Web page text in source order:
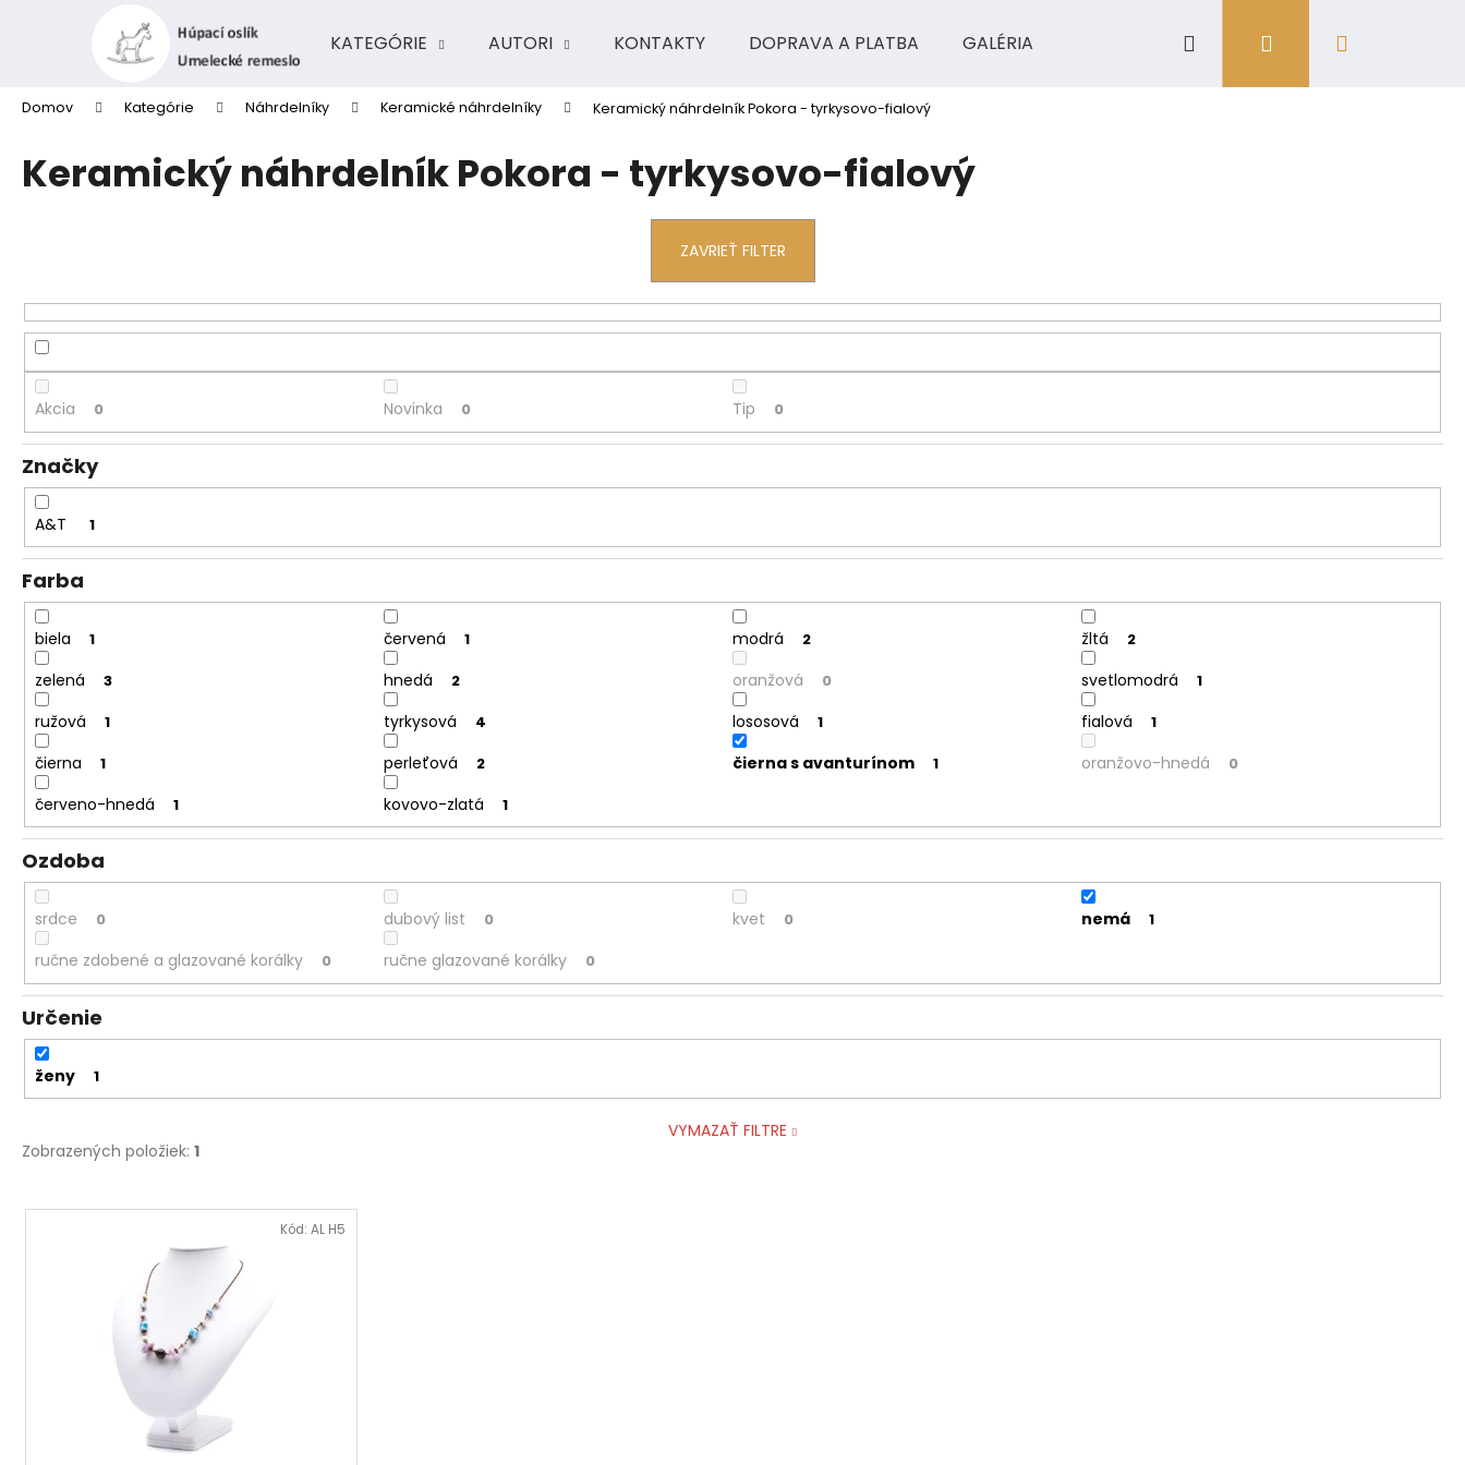
KATEGÓRIE AUTORI KONTAKTY DOPRAVA A PLATBA GALÉRIA Hľadať Prihlásenie
Domov Kategórie Náhrdelníky Keramické náhrdelníky Keramický náhrdelník Pokora - tyrkysovo-fialový
Keramický náhrdelník Pokora - tyrkysovo-fialový
ZAVRIEŤ FILTER
Akcia 0 Novinka 0 Tip 0
Značky
A&T 1
Farba
biela 1 červená 1 modrá 2 žltá 2
zelená 3 hnedá 2 oranžová 0 svetlomodrá 1
ružová 1 tyrkysová 4 lososová 1 fialová 1
čierna 1 perleťová 2 čierna s avanturínom 1 oranžovo-hnedá 0
červeno-hnedá 1 kovovo-zlatá 1
Ozdoba
srdce 0 dubový list 0 kvet 0 nemá 1
ručne zdobené a glazované korálky 0 ručne glazované korálky 0
Určenie
ženy 1
VYMAZAŤ FILTRE
Zobrazených položiek: 1
V
Kód: AL H5
Späť
obchodu
Späť
obchodu
Čo potrebujete nájsť?
Odporúčame